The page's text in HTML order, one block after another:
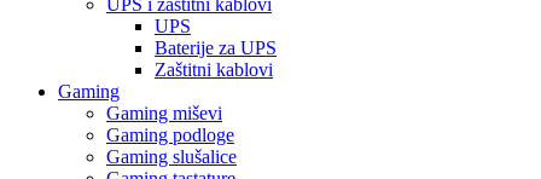
UPS
Baterije za UPS
Zaštitni kablovi
Gaming
Gaming miševi
Gaming podloge
Gaming slušalice